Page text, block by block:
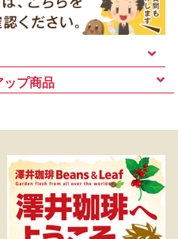
ップ商品